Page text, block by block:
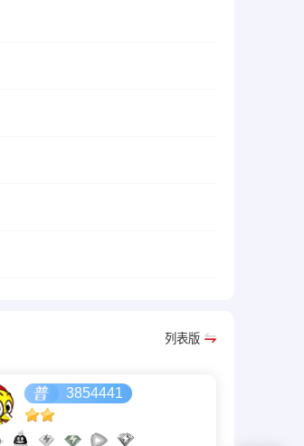
列表版
3854441